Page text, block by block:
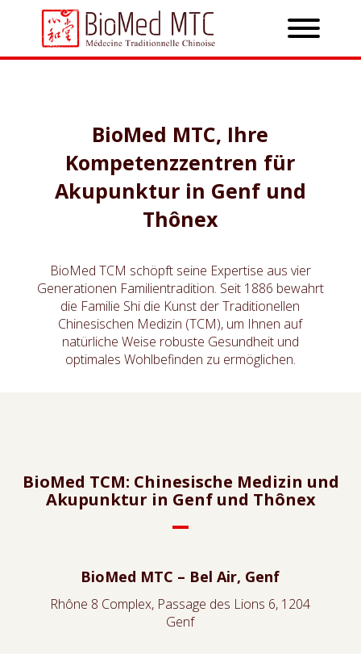
BioMed MTC, Ihre
Kompetenzzentren für
Akupunktur in Genf und
Thônex
BioMed TCM schöpft seine Expertise aus vier
Generationen Familientradition. Seit 1886 bewahrt
die Familie Shi die Kunst der Traditionellen
Chinesischen Medizin (TCM), um Ihnen auf
natürliche Weise robuste Gesundheit und
optimales Wohlbefinden zu ermöglichen.
BioMed TCM: Chinesische Medizin und
Akupunktur in Genf und Thônex
BioMed MTC – Bel Air, Genf
Rhône 8 Complex, Passage des Lions 6, 1204
Genf